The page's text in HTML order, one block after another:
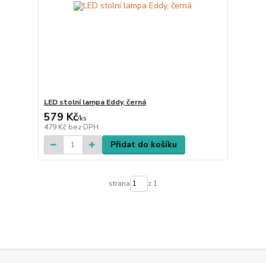
LED stolní lampa Eddy, černá
579 Kč/ks
479 Kč bez DPH
Přidat do košíku
strana z 1